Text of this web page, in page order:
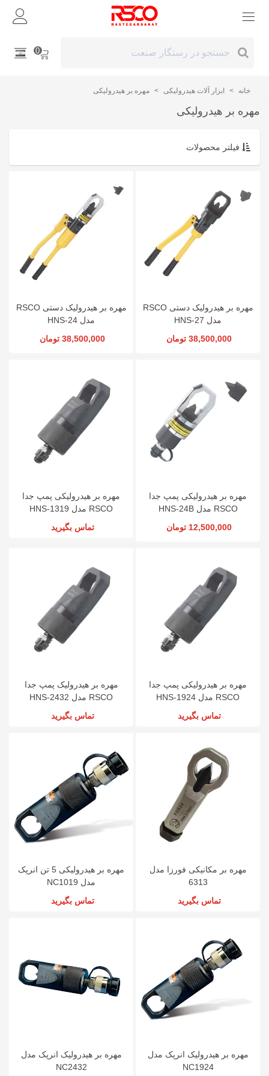
0
خانه > ابزار آلات هیدرولیکی > مهره بر هیدرولیکی
مهره بر هیدرولیکی
فیلتر محصولات
مهره بر هیدرولیک دستی RSCO
مدل HNS-27
38,500,000 تومان
مهره بر هیدرولیک دستی RSCO
مدل HNS-24
38,500,000 تومان
مهره بر هیدرولیکی پمپ جدا
RSCO مدل HNS-24B
12,500,000 تومان
مهره بر هیدرولیکی پمپ جدا
RSCO مدل HNS-1319
تماس بگیرید
مهره بر هیدرولیکی پمپ جدا
RSCO مدل HNS-1924
تماس بگیرید
مهره بر هیدرولیک پمپ جدا
RSCO مدل HNS-2432
تماس بگیرید
مهره بر مکانیکی فورزا مدل
6313
تماس بگیرید
مهره بر هیدرولیکی 5 تن انرپک
مدل NC1019
تماس بگیرید
مهره بر هیدرولیک انرپک مدل
NC1924
مهره بر هیدرولیک انرپک مدل
NC2432